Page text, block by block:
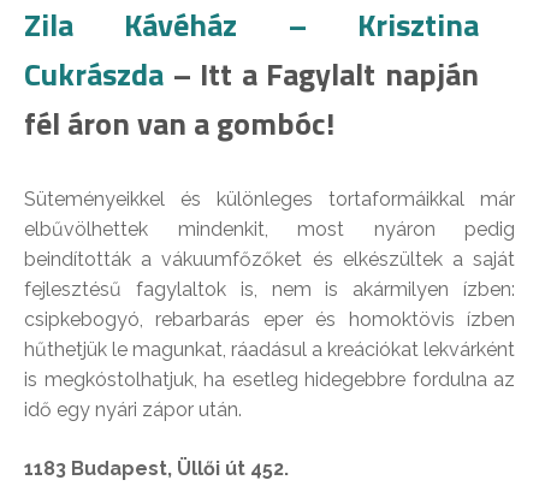
Zila Kávéház – Krisztina
Cukrászda – Itt a Fagylalt napján
fél áron van a gombóc!
Süteményeikkel és különleges tortaformáikkal már
elbűvölhettek mindenkit, most nyáron pedig
beindították a vákuumfőzőket és elkészültek a saját
fejlesztésű fagylaltok is, nem is akármilyen ízben:
csipkebogyó, rebarbarás eper és homoktövis ízben
hűthetjük le magunkat, ráadásul a kreációkat lekvárként
is megkóstolhatjuk, ha esetleg hidegebbre fordulna az
idő egy nyári zápor után.
1183 Budapest, Üllői út 452.